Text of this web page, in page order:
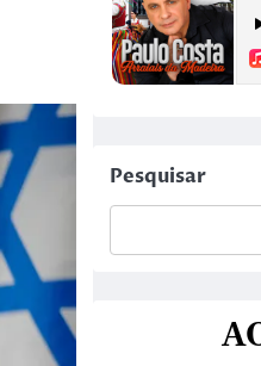
Pesquisar